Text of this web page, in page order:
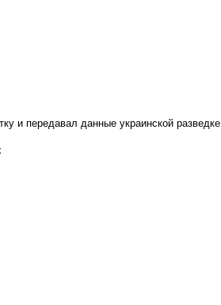
и передавал данные украинской разведке